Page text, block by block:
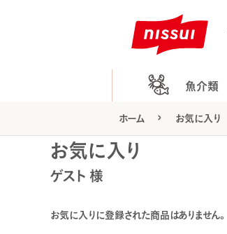
魚介類
ホーム お気に入り
お気に入り
ゲスト 様
お気に入りに登録された商品はありません。